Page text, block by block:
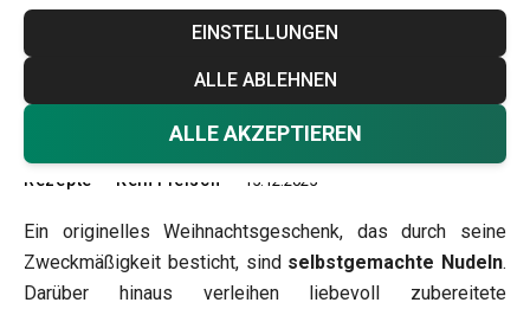
EINSTELLUNGEN
ALLE ABLEHNEN
ALLE AKZEPTIEREN
Hauch von
Nostalgie
Rezepte Kein Fleisch 15.12.2025
Ein originelles Weihnachtsgeschenk, das durch seine
Zweckmäßigkeit besticht, sind selbstgemachte Nudeln.
Darüber hinaus verleihen liebevoll zubereitete